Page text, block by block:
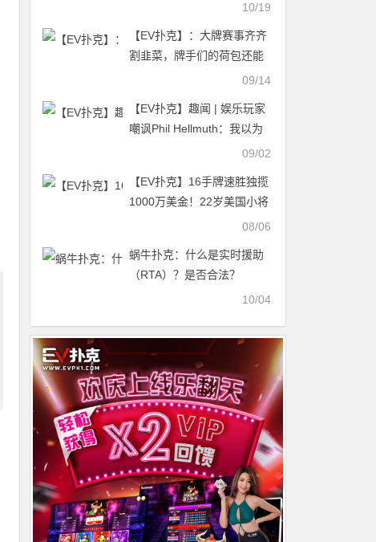
10/19
【EV扑克】：大牌赛事齐齐
割韭菜，牌手们的荷包还能
09/14
【EV扑克】趣闻 | 娱乐玩家
嘲讽Phil Hellmuth：我以为
09/02
【EV扑克】16手牌速胜独揽
1000万美金！22岁美国小将
夺得2026年WSOP主赛冠军
08/06
蜗牛扑克：什么是实时援助
（RTA）？是否合法？
10/04